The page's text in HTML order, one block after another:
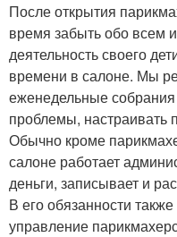
После открытия
время забыть обо всем
деятельность своего
времени в салоне. Мы
еженедельные
проблемы, настраивать
Обычно кроме
салоне работает
деньги, записывает и
В его обязанности
управление